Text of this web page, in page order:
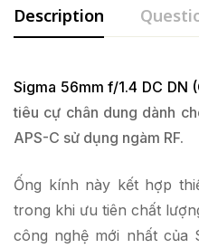
Description
Sigma 56mm f/1.4 DC DN
tiêu cự chân dung dành
APS-C sử dụng ngàm RF.
Ống kính này kết hợp
trong khi ưu tiên chất
công nghệ mới nhất của